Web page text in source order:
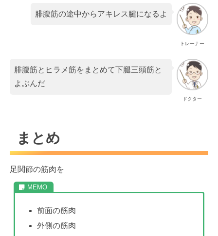
トレーナー
腓腹筋の途中からアキレス腱になるよ
ドクター
腓腹筋とヒラメ筋をまとめて下腿三頭筋と
よぶんだ
まとめ
足関節の筋肉を
前面の筋肉
外側の筋肉